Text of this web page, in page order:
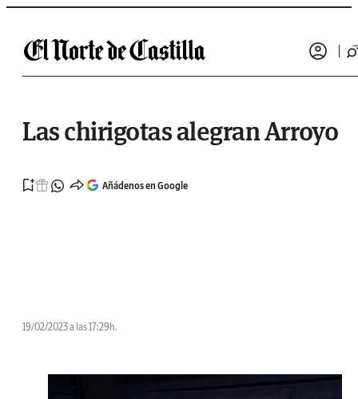
Saltar al contenido
Las chirigotas alegran Arroyo
Añádenos en Google
19/02/2023 a las 17:29h.